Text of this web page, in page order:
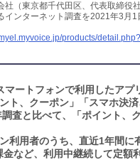
社（東京都千代田区、代表取締
インターネット調査を2021年3月
products/
マートフォンで利用したア
ト、クーポン」「スマホ決
査と比べて、「ポイント、
利用者のうち、直近1年間
金など、利用中継続して定額